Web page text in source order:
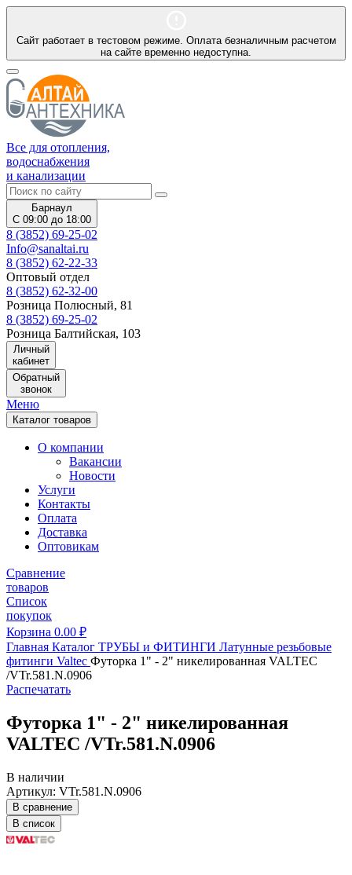
Сайт работает в тестовом режиме. Оплата безналичным расчетом
на сайте временно недоступна.
Все для отопления,
водоснабжения
и канализации
Барнаул
С 09:00 до 18:00
8 (3852) 69-25-02
Info@sanaltai.ru
8 (3852) 62-22-33
Оптовый отдел
8 (3852) 62-32-00
Розница Полюсный, 81
8 (3852) 69-25-02
Розница Балтийская, 103
Личный
кабинет
Обратный
звонок
Меню
Каталог товаров
О компании
Вакансии
Новости
Услуги
Контакты
Оплата
Доставка
Оптовикам
Сравнение
товаров
Список
покупок
Корзина 0.00 ₽
Главная Каталог ТРУБЫ и ФИТИНГИ Латунные резьбовые
фитинги Valtec Футорка 1" - 2" никелированная VALTEC
/VTr.581.N.0906
Распечатать
Футорка 1" - 2" никелированная
VALTEC /VTr.581.N.0906
В наличии
Артикул: VTr.581.N.0906
В сравнение
В список